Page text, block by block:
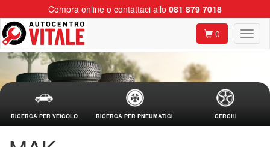
Compra online o contattaci allo 081 879 7018
0
RICERCA PER VEICOLO RICERCA PER PNEUMATICI CERCHI